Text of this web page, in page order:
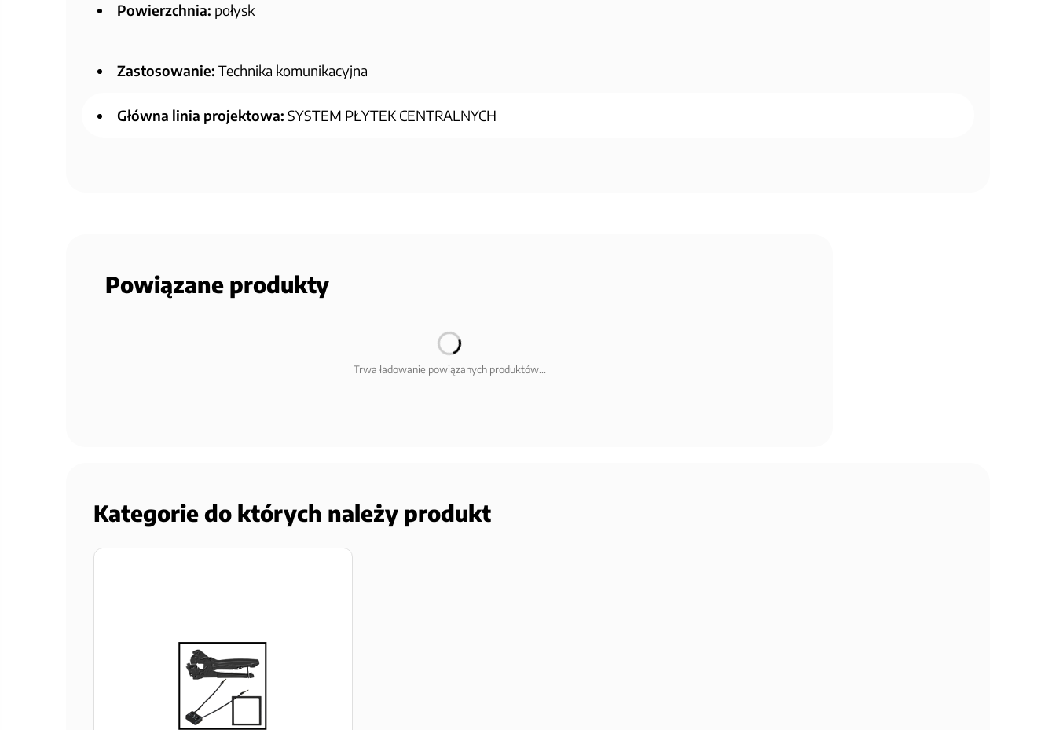
Powierzchnia: połysk
Zastosowanie: Technika komunikacyjna
Główna linia projektowa: SYSTEM PŁYTEK CENTRALNYCH
Powiązane produkty
Trwa ładowanie powiązanych produktów...
Kategorie do których należy produkt